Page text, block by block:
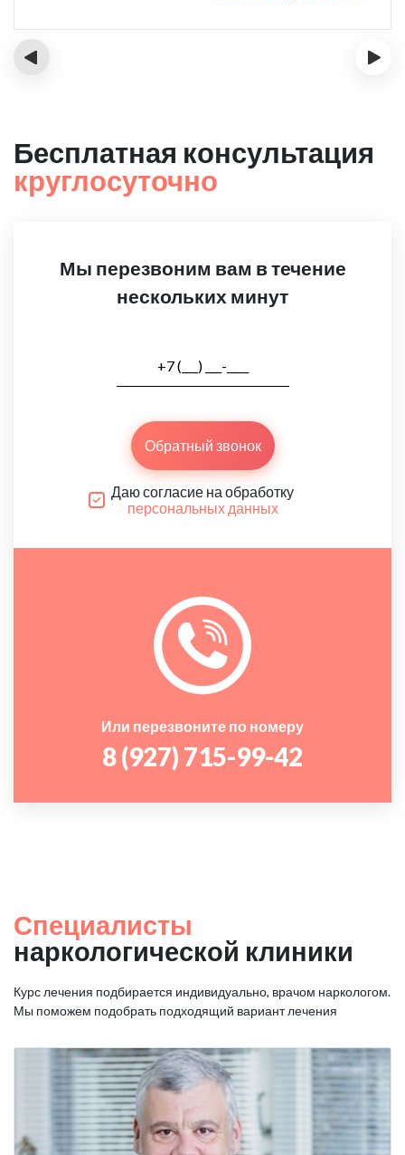
‹ ›
Бесплатная консультация
круглосуточно
Мы перезвоним вам в течение
нескольких минут
Обратный звонок
Даю согласие на обработку
персональных данных
Или перезвоните по номеру
8 (927) 715-99-42
Специалисты
наркологической клиники
Курс лечения подбирается индивидуально, врачом наркологом.
Мы поможем подобрать подходящий вариант лечения